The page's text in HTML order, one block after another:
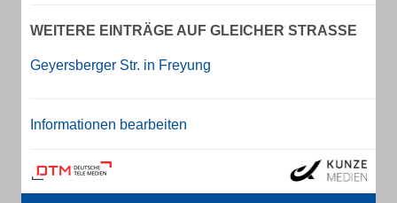
WEITERE EINTRÄGE AUF GLEICHER STRASSE
Geyersberger Str. in Freyung
Informationen bearbeiten